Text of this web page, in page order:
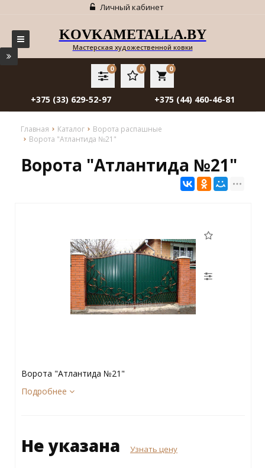
Личный кабинет
KOVKAMETALLA.BY
Мастерская художественной ковки
local_grocery_store
0
0
0
+375 (33) 629-52-97 +375 (44) 460-46-81
Главная Каталог
Ворота распашные
Ворота "Атлантида №21"
Ворота "Атлантида №21"
Ворота "Атлантида №21"
Подробнее
Не указана Узнать цену